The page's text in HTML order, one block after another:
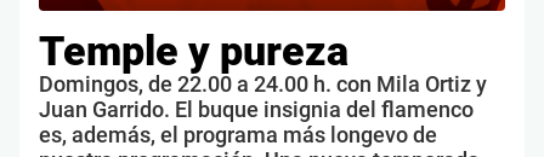
Temple y pureza
Domingos, de 22.00 a 24.00 h. con Mila Ortiz y
Juan Garrido. El buque insignia del flamenco
es, además, el programa más longevo de